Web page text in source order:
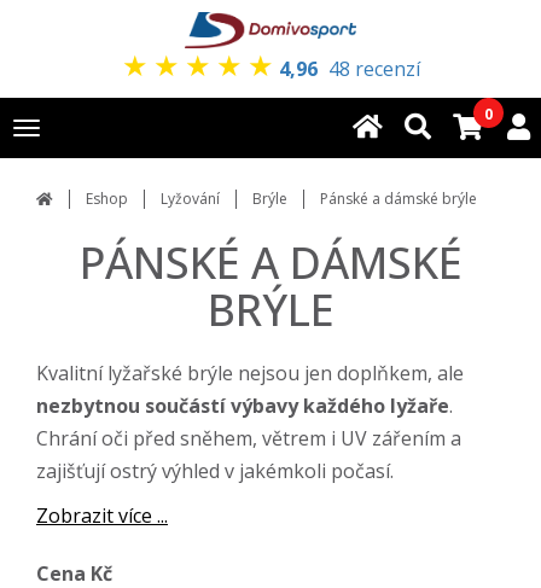
★ ★ ★ ★ ★ 4,96 48 recenzí
Toggle
navigation
0
Eshop Lyžování Brýle Pánské a dámské brýle
PÁNSKÉ A DÁMSKÉ
BRÝLE
Kvalitní lyžařské brýle nejsou jen doplňkem, ale
nezbytnou součástí výbavy každého lyžaře.
Chrání oči před sněhem, větrem i UV zářením a
zajišťují ostrý výhled v jakémkoli počasí.
Zobrazit více ...
Cena Kč